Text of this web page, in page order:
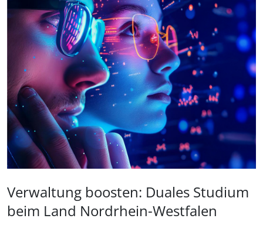
Verwaltung boosten: Duales Studium
beim Land Nordrhein-Westfalen